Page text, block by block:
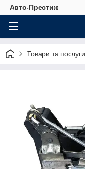
Авто-Престиж
Товари та послуги